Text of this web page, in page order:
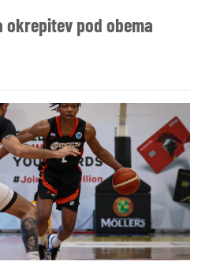
pod obema